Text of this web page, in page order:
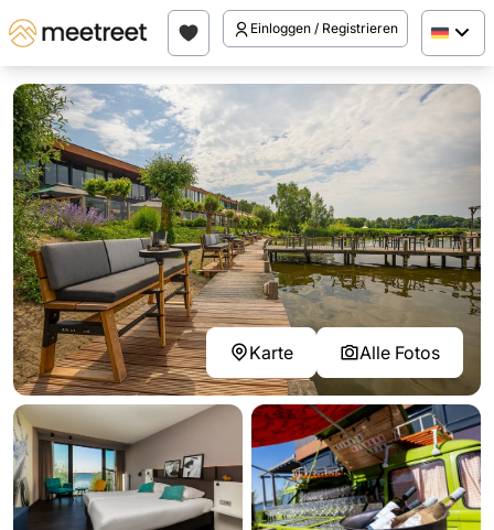
Einloggen / Registrieren
Karte Alle Fotos